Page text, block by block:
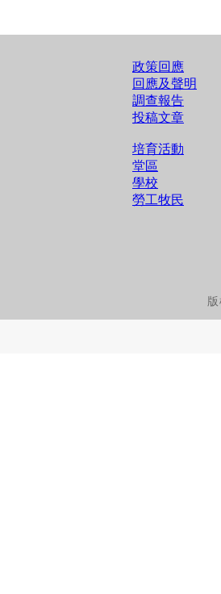
政策回應
回應及聲明
調查報告
投稿文章
培育活動
堂區
學校
勞工牧民